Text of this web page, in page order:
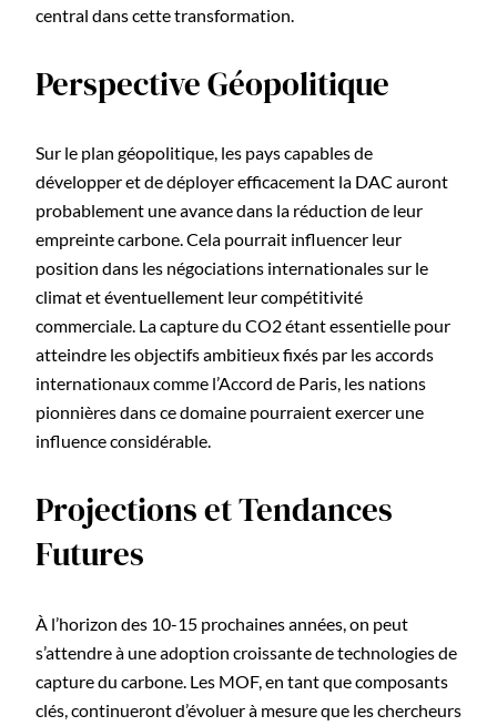
central dans cette transformation.
Perspective Géopolitique
Sur le plan géopolitique, les pays capables de
développer et de déployer efficacement la DAC auront
probablement une avance dans la réduction de leur
empreinte carbone. Cela pourrait influencer leur
position dans les négociations internationales sur le
climat et éventuellement leur compétitivité
commerciale. La capture du CO2 étant essentielle pour
atteindre les objectifs ambitieux fixés par les accords
internationaux comme l’Accord de Paris, les nations
pionnières dans ce domaine pourraient exercer une
influence considérable.
Projections et Tendances
Futures
À l’horizon des 10-15 prochaines années, on peut
s’attendre à une adoption croissante de technologies de
capture du carbone. Les MOF, en tant que composants
clés, continueront d’évoluer à mesure que les chercheurs